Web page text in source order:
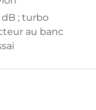
dB ; turbo
au banc